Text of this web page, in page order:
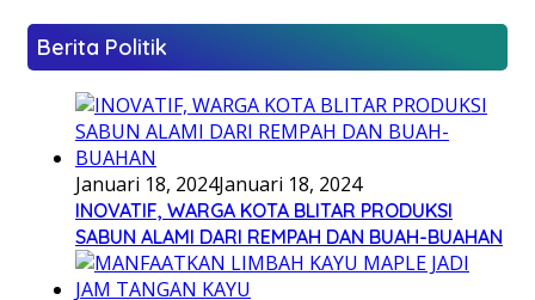
Berita Politik
Januari 18, 2024Januari 18, 2024
INOVATIF, WARGA KOTA BLITAR PRODUKSI
SABUN ALAMI DARI REMPAH DAN BUAH-BUAHAN